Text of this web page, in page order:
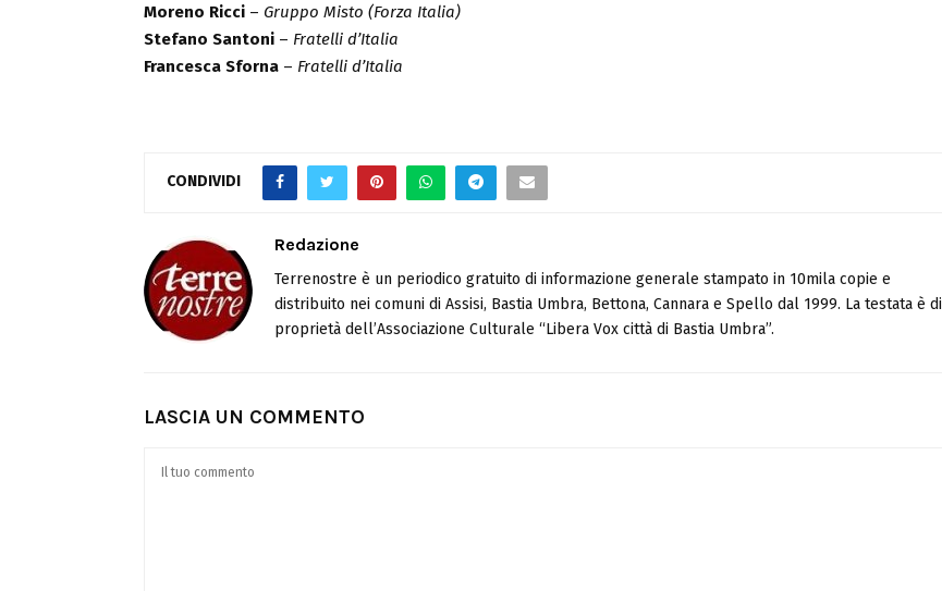
Moreno Ricci – Gruppo Misto (Forza Italia)
Stefano Santoni – Fratelli d’Italia
Francesca Sforna – Fratelli d’Italia
CONDIVIDI
Redazione
Terrenostre è un periodico gratuito di informazione generale stampato in 10mila copie e
distribuito nei comuni di Assisi, Bastia Umbra, Bettona, Cannara e Spello dal 1999. La testata è di
proprietà dell’Associazione Culturale “Libera Vox città di Bastia Umbra”.
LASCIA UN COMMENTO